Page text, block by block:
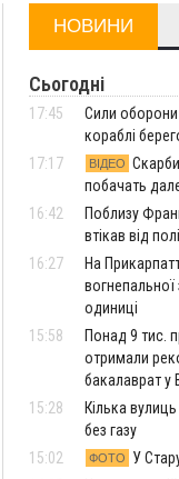
НОВИНИ
Сьогодні
17:45
Сили оборони
кораблі
17:17
ВІДЕО
побачать
16:42
Поблизу
втікав від
16:27
На
одиниці
15:58
Понад 9 тис.
отримали
бакалаврат у
15:28
Кілька
без газу
15:02
ФОТО
У